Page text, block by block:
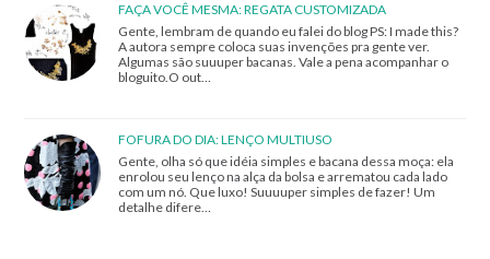
FAÇA VOCÊ MESMA: REGATA CUSTOMIZADA
Gente, lembram de quando eu falei do blog PS: I made this?
A autora sempre coloca suas invenções pra gente ver.
Algumas são suuuper bacanas. Vale a pena acompanhar o
bloguito.O out…
FOFURA DO DIA: LENÇO MULTIUSO
Gente, olha só que idéia simples e bacana dessa moça: ela
enrolou seu lenço na alça da bolsa e arrematou cada lado
com um nó. Que luxo! Suuuuper simples de fazer! Um
detalhe difere…